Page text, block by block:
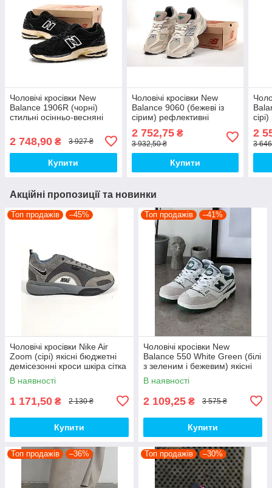
Чоловічі кросівки New
Balance 1906R (чорні)
стильні осінньо-весняні
К14356 top
2 748,90 ₴ 3 927 ₴
Купити
Чоловічі кросівки New
Balance 9060 (бежеві із
сірим) рефлективні
К14237 top
2 752,75₴
3 932,50 ₴
Купити
2
3
Акційні пропозиції та новинки
Топ продажів –45%
Чоловічі кросівки Nike Air
Zoom (сірі) якісні бюджетні
демісезонні кроси шкіра сітка
D426 топ
В наявності
1 171,50 ₴ 2 130 ₴
Купити
Топ продажів –41%
Чоловічі кросівки New
Balance 550 White Green (білі
з зеленим і бежевим) якісні
модні кроси NB020 топ
В наявності
2 109,25 ₴ 3 575 ₴
Купити
Топ продажів –36% Топ продажів –30%